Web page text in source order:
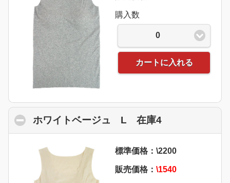
購入数
0
カートに入れる
ホワイトベージュ L 在庫4click to
標準価格：\2200
販売価格： \1540